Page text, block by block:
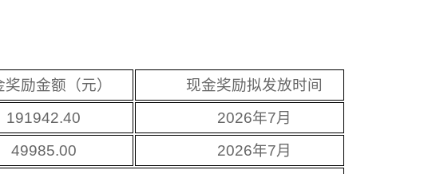
奖励金额（元）
现金奖励拟发放时间
191942.40
2026年7月
49985.00
2026年7月